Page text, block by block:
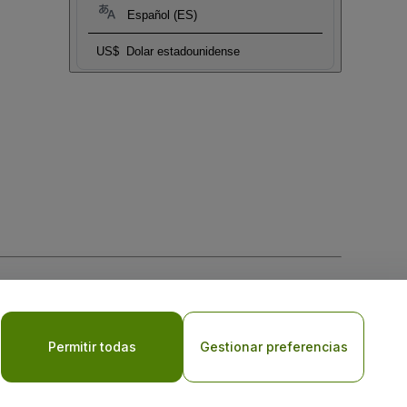
Español (ES)
US$ Dolar estadounidense
laPolítica de Privacidad para Móviles
Permitir todas Gestionar preferencias